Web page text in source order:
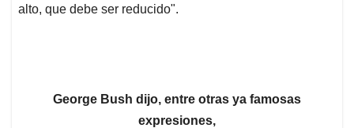
alto, que debe ser reducido".
George Bush dijo, entre otras ya famosas
expresiones,